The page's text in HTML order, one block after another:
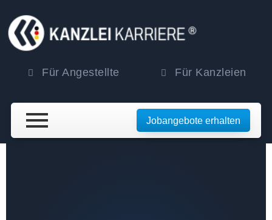
Für Angestellte Für Kanzleien
Jobangebote erhalten